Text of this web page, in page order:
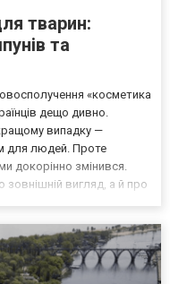
тварин:
та
«косметика
дещо дивно.
випадку —
для людей. Проте
докорінно змінився.
зовнішній вигляд, а й про